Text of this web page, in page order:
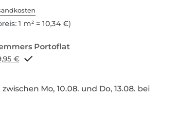
1 m² = 10,34 €)
Portoflat schon ab 9,95 €
Mo, 10.08. und Do, 13.08. bei